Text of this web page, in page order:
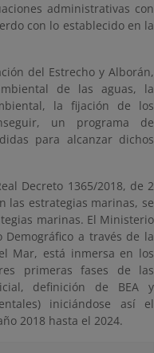
administrativas con
con lo establecido en la
del Estrecho y Alborán,
de las aguas, la
la fijación de los
un programa de
para alcanzar dichos
Decreto 1365/2018, de 2
las estrategias marinas, se
marinas. El Ministerio
Demográfico a través de la
Mar, está inmersa en los
primeras fases de las
definición de BEA y
iniciándose así el
2018 hasta el 2024.